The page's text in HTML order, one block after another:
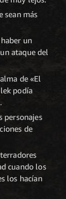
sean más
un
ataque del
de «El
podía
personajes
de
cuando los
los hacían